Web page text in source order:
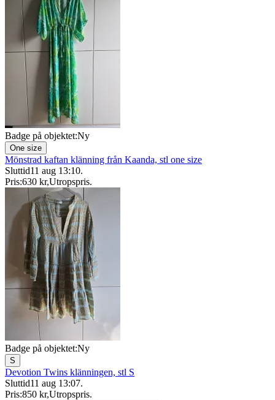
Badge på objektet:Ny
One size
Mönstrad kaftan klänning från Kaanda, stl one size
Sluttid11 aug 13:10.
Pris:630 kr,Utropspris.
Badge på objektet:Ny
S
Devotion Twins klänningen, stl S
Sluttid11 aug 13:07.
Pris:850 kr,Utropspris.